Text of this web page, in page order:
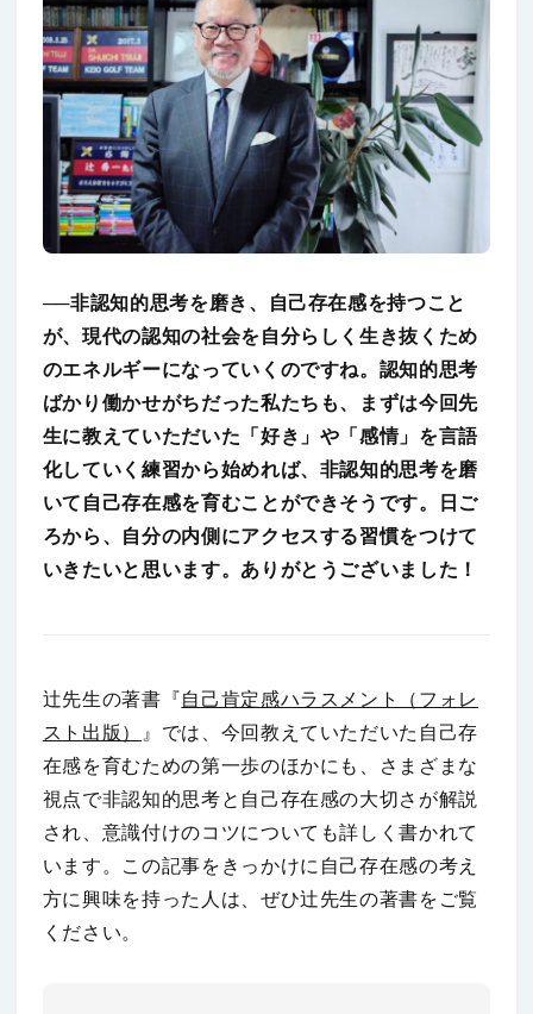
──非認知的思考を磨き、自己存在感を持つこと
が、現代の認知の社会を自分らしく生き抜くため
のエネルギーになっていくのですね。認知的思考
ばかり働かせがちだった私たちも、まずは今回先
生に教えていただいた「好き」や「感情」を言語
化していく練習から始めれば、非認知的思考を磨
いて自己存在感を育むことができそうです。日ご
ろから、自分の内側にアクセスする習慣をつけて
いきたいと思います。ありがとうございました！
辻先生の著書『 自己肯定感ハラスメント（フォレ
スト出版）
』では、今回教えていただいた自己存
在感を育むための第一歩のほかにも、さまざまな
視点で非認知的思考と自己存在感の大切さが解説
され、意識付けのコツについても詳しく書かれて
います。この記事をきっかけに自己存在感の考え
方に興味を持った人は、ぜひ辻先生の著書をご覧
ください。